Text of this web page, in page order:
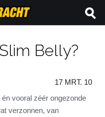
Belly?
17 MRT. 10
vooral zéér ongezonde
verzonnen, van